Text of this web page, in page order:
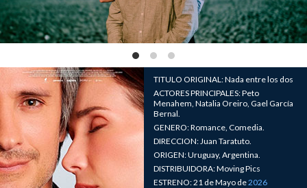
TITULO ORIGINAL: Nada entre los dos
ACTORES PRINCIPALES: Peto
Menahem, Natalia Oreiro, Gael García
Bernal.
GENERO: Romance, Comedia.
DIRECCION: Juan Taratuto.
ORIGEN: Uruguay, Argentina.
DISTRIBUIDORA: Moving Pics
ESTRENO: 21 de Mayo de2026